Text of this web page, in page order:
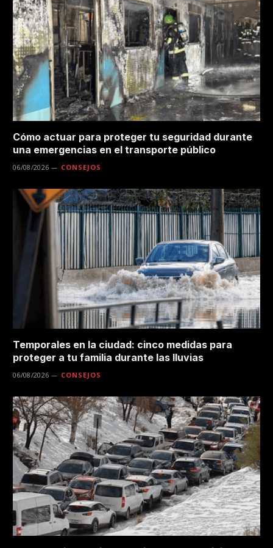
Cómo actuar para proteger tu seguridad durante
una emergencias en el transporte público
06/08/2026 CONSEJOS
Temporales en la ciudad: cinco medidas para
proteger a tu familia durante las lluvias
06/08/2026 CONSEJOS